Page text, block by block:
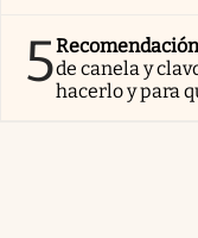
5de canela y
hacerlo y para